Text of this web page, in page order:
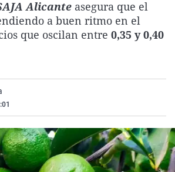
La rosa de los vientos
Gente viajera
Caso
Retornados
Extremadura
Galicia
Virales
Televisión
Alicante asegura que el
a buen ritmo en el
que oscilan entre 0,35 y 0,40